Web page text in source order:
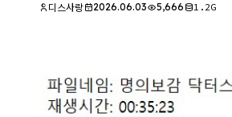
디스사랑 2026.06.03 5,666 1.2G